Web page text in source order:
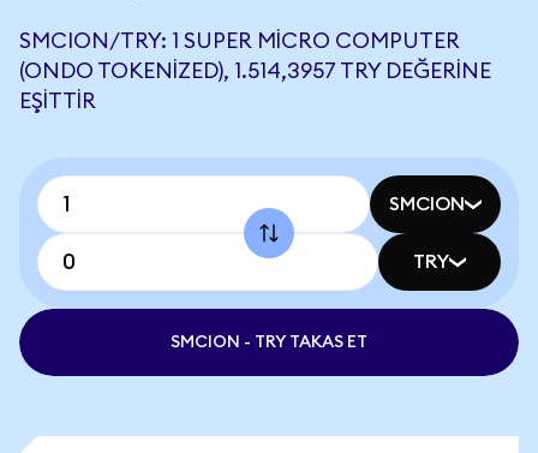
SMCION/TRY: 1 SUPER MICRO COMPUTER
(ONDO TOKENIZED), 1.514,3957 TRY DEĞERINE
EŞITTIR
SMCION
TRY
SMCION - TRY TAKAS ET